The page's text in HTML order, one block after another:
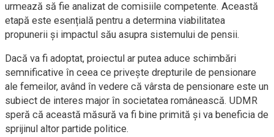
urmează să fie analizat de comisiile competente. Această
etapă este esențială pentru a determina viabilitatea
propunerii și impactul său asupra sistemului de pensii.
Dacă va fi adoptat, proiectul ar putea aduce schimbări
semnificative în ceea ce privește drepturile de pensionare
ale femeilor, având în vedere că vârsta de pensionare este un
subiect de interes major în societatea românească. UDMR
speră că această măsură va fi bine primită și va beneficia de
sprijinul altor partide politice.